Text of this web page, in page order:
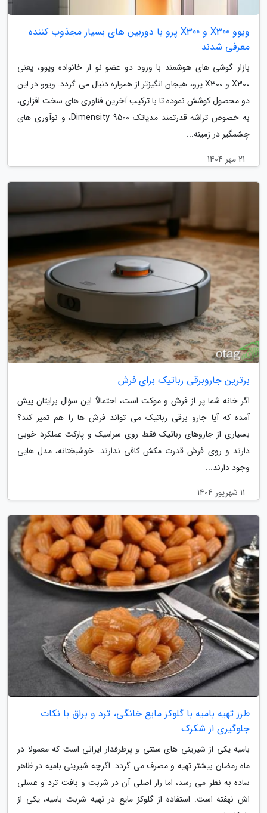
ویوو X300 و X300 پرو با دوربین های بسیار مجذوب کننده
معرفی شدند
بازار گوشی های هوشمند با ورود دو عضو نو از خانواده ویوو، یعنی
X300 و X300 پرو، هیجان انگیزتر از همواره دنبال می گردد. ویوو در این
دو محصول کوشش نموده تا با ترکیب آخرین فناوری های سخت افزاری،
به خصوص تراشه قدرتمند مدیاتک Dimensity 9500، و نوآوری های
چشمگیر در زمینه...
21 مهر 1404
برترین جاروبرقی رباتیک برای فرش
اگر خانه شما پر از فرش و موکت است، احتمالاً این سؤال برایتان پیش
آمده که آیا جارو برقی رباتیک می تواند فرش ها را هم تمیز کند؟
بسیاری از جاروهای رباتیک فقط روی سرامیک و پارکت عملکرد خوبی
دارند و روی فرش قدرت مکش کافی ندارند. خوشبختانه، مدل هایی
وجود دارند...
11 شهریور 1404
طرز تهیه بامیه با گلوکز مایع خانگی، ترد و براق با نکات
جلوگیری از شکرک
بامیه یکی از شیرینی های سنتی و پرطرفدار ایرانی است که معمولا در
ماه رمضان بیشتر تهیه و مصرف می گردد. اگرچه شیرینی بامیه در ظاهر
ساده به نظر می رسد، اما راز اصلی آن در شربت و بافت ترد و عسلی
اش نهفته است. استفاده از گلوکز مایع در تهیه شربت بامیه، یکی از